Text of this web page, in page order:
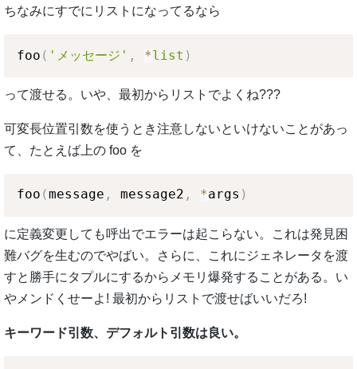
ちなみにすでにリストになってるなら
foo ( 'メッセージ' , *list )
って渡せる。いや、最初からリストでよくね???
可変長位置引数を使うとき注意しないといけないことがあっ
て、たとえば上の foo を
foo (message , message2 , *args )
に定義変更しても呼出でエラーは起こらない。これは発見困
難バグを生むのでやばい。さらに、これにジェネレータを渡
すと勝手にタプルにするからメモリ爆発することがある。い
やメンドくせーよ! 最初からリストで渡せばいいだろ!
キーワード引数、デフォルト引数は良い。